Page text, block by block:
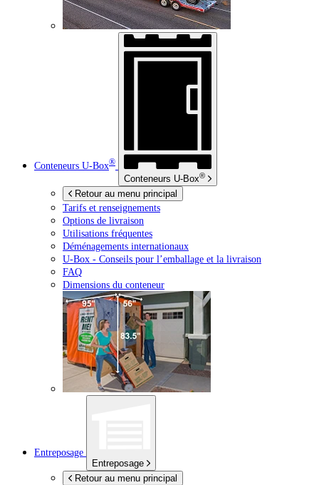
Conteneurs U-Box®
Conteneurs U-Box®
Retour au menu principal
Tarifs et renseignements
Options de livraison
Utilisations fréquentes
Déménagements internationaux
U-Box - Conseils pour l’emballage et la livraison
FAQ
Dimensions du conteneur
Entreposage
Entreposage
Retour au menu principal